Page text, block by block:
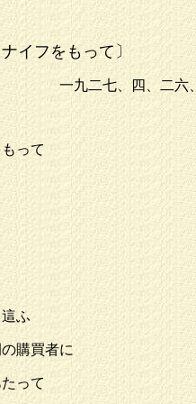
イフをもって〕
、二六
って
ふ
購買者に
って